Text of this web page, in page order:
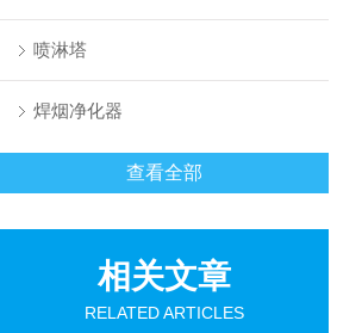
喷淋塔
焊烟净化器
查看全部
相关文章
RELATED ARTICLES